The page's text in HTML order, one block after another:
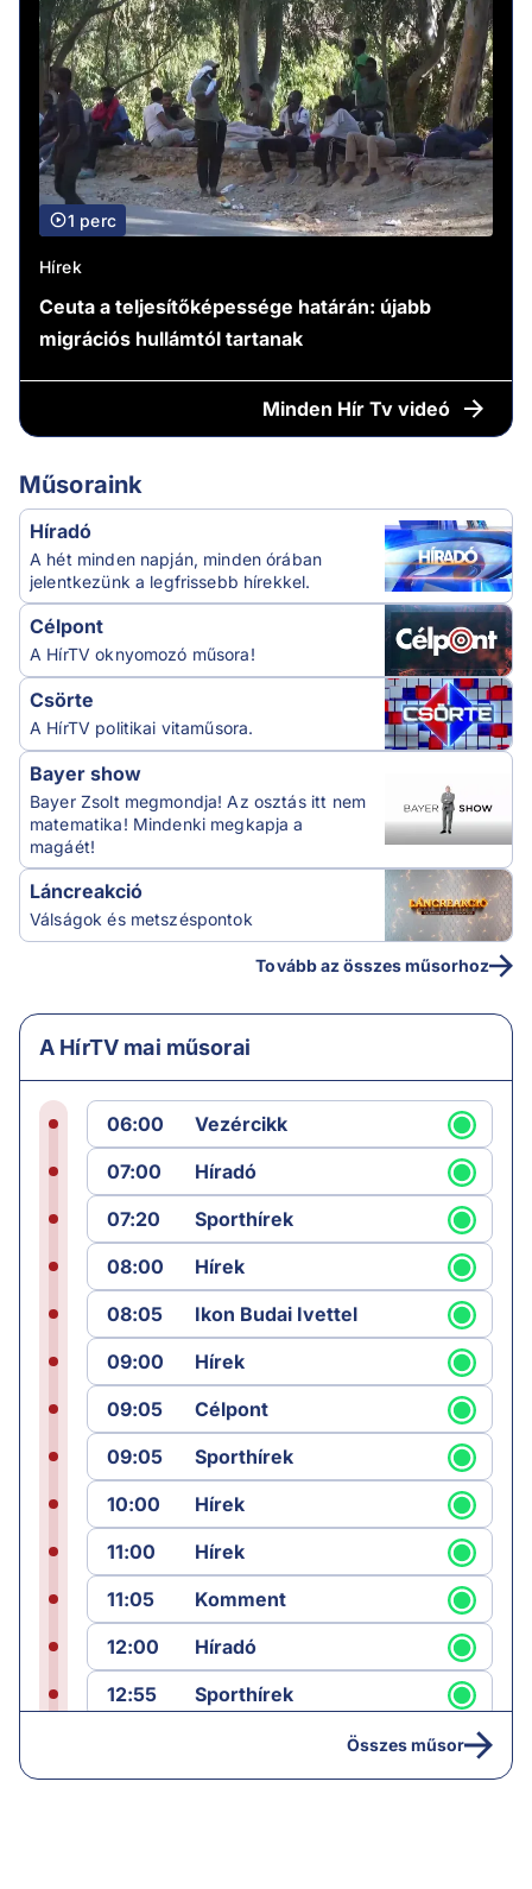
1 perc
Hírek
Ceuta a teljesítőképessége határán: újabb
migrációs hullámtól tartanak
Minden Hír Tv videó
Műsoraink
Híradó
A hét minden napján, minden órában
jelentkezünk a legfrissebb hírekkel.
Célpont
A HírTV oknyomozó műsora!
Csörte
A HírTV politikai vitaműsora.
Bayer show
Bayer Zsolt megmondja! Az osztás itt nem
matematika! Mindenki megkapja a
magáét!
Láncreakció
Válságok és metszéspontok
Tovább az összes műsorhoz
A HírTV mai műsorai
06:00
Vezércikk
07:00
Híradó
07:20
Sporthírek
08:00
Hírek
08:05
Ikon Budai Ivettel
09:00
Hírek
09:05
Célpont
09:05
Sporthírek
10:00
Hírek
11:00
Hírek
11:05
Komment
12:00
Híradó
12:55
Sporthírek
Összes műsor